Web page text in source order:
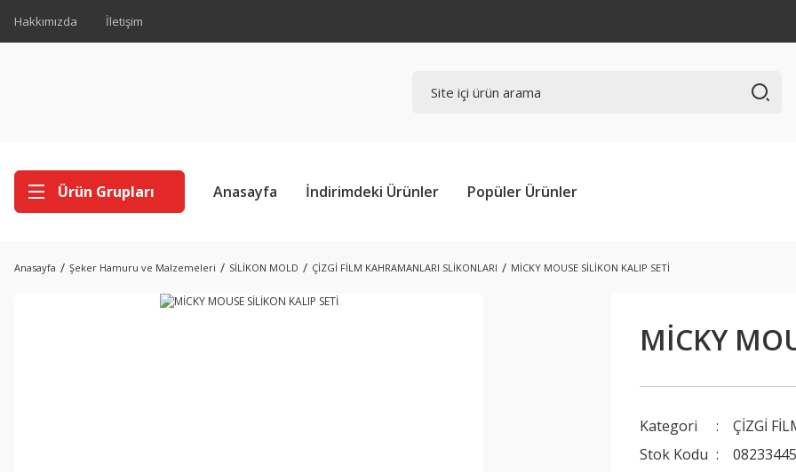
Hakkımızda İletişim
Ürün Grupları Anasayfa İndirimdeki Ürünler Popüler Ürünler
Anasayfa Şeker Hamuru ve Malzemeleri SİLİKON MOLD ÇİZGİ FİLM KAHRAMANLARI SLİKONLARI MİCKY MOUSE SİLİKON KALIP SETİ
MİCKY
Kategori
ÇİZGİ
Stok Kodu
08233445